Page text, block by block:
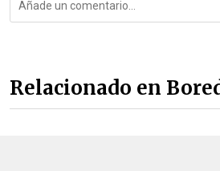
Relacionado en